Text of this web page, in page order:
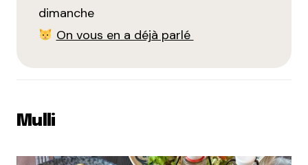
dimanche
On vous en a déjà parlé
Mulli